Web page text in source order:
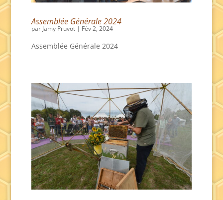
Assemblée Générale 2024
par Jamy Pruvot| Fév 2, 2024
Assemblée Générale 2024